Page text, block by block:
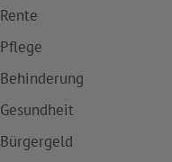
Rente
Pflege
Behinderung
Gesundheit
Bürgergeld